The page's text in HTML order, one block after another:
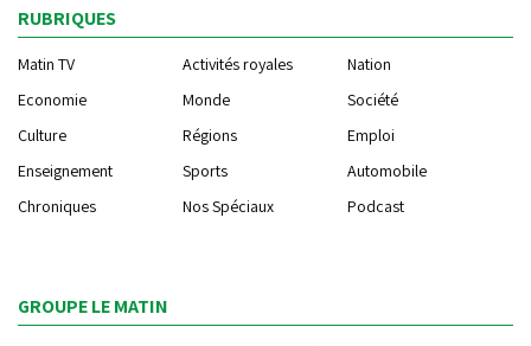
RUBRIQUES
Matin TV Activités royales
Nation
Economie
Monde
Société
Culture
Régions
Emploi
Enseignement
Sports
Automobile
Chroniques
Nos Spéciaux Podcast
GROUPE LE MATIN